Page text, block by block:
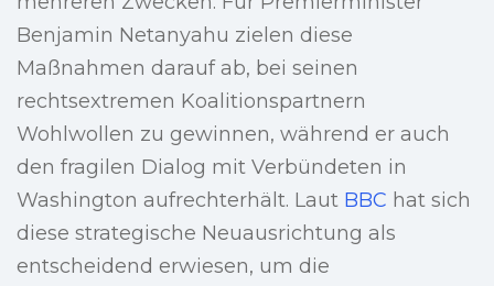
Benjamin Netanyahu zielen diese
Maßnahmen darauf ab, bei seinen
rechtsextremen Koalitionspartnern
Wohlwollen zu gewinnen, während er auch
den fragilen Dialog mit Verbündeten in
Washington aufrechterhält. Laut BBC hat sich
diese strategische Neuausrichtung als
entscheidend erwiesen, um die